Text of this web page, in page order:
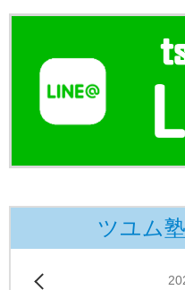
ツユム